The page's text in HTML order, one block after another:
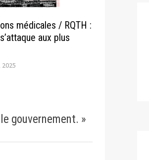
médicales / RQTH :
aux plus
gouvernement. »